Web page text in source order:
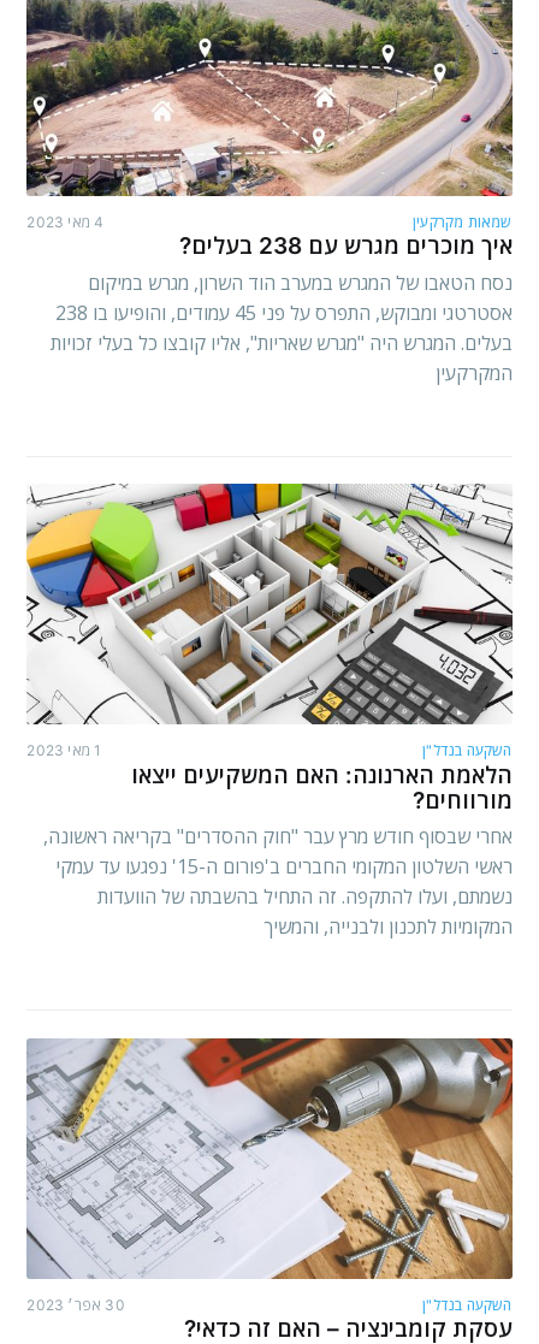
שמאות מקרקעין 4 מאי 2023
איך מוכרים מגרש עם 238 בעלים?
נסח הטאבו של המגרש במערב הוד השרון, מגרש במיקום
אסטרטגי ומבוקש, התפרס על פני 45 עמודים, והופיעו בו 238
בעלים. המגרש היה "מגרש שאריות", אליו קובצו כל בעלי זכויות
המקרקעין
השקעה בנדל"ן 1 מאי 2023
הלאמת הארנונה: האם המשקיעים ייצאו
מורווחים?
אחרי שבסוף חודש מרץ עבר "חוק ההסדרים" בקריאה ראשונה,
ראשי השלטון המקומי החברים ב'פורום ה-15' נפגעו עד עמקי
נשמתם, ועלו להתקפה. זה התחיל בהשבתה של הוועדות
המקומיות לתכנון ולבנייה, והמשיך
השקעה בנדל"ן 30 אפר׳ 2023
עסקת קומבינציה – האם זה כדאי?